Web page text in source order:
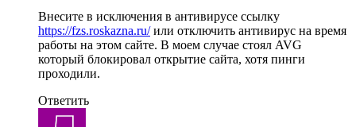
Внесите в исключения в антивирусе ссылку
https://fzs.roskazna.ru/или отключить антивирус на время
работы на этом сайте. В моем случае стоял AVG
который блокировал открытие сайта, хотя пинги
проходили.
Ответить